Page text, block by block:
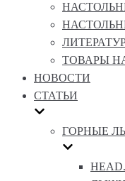
ТОВАРЫ
НОВОСТИ
СТАТЬИ
ГОРНЫЕ